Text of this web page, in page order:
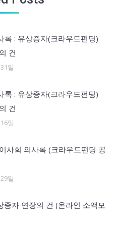
록 : 유상증자(크라우드펀딩)
건
일
록 : 유상증자(크라우드펀딩)
건
일
사회 의사록 (크라우드펀딩 공
일
증자 연장의 건 (온라인 소액모